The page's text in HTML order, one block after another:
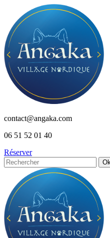
content
contact@angaka.com
06 51 52 01 40
Réserver